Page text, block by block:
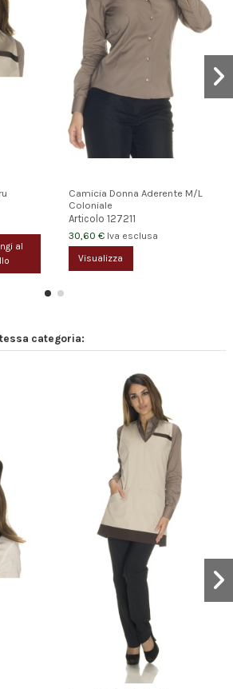
al
Camicia Donna Aderente M/L
Coloniale
Articolo 127211
30,60 € Iva esclusa
Visualizza
categoria: